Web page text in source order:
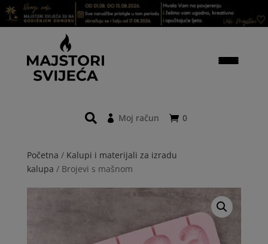
0
Moj račun
Početna / Kalupi i materijali za izradu
kalupa / Brojevi s mašnom